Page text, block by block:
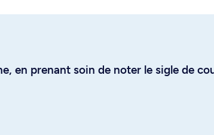
en prenant soin de noter le sigle de